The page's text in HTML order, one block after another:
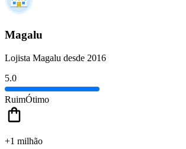
Magalu
Lojista Magalu desde 2016
5.0
RuimÓtimo
+1 milhão